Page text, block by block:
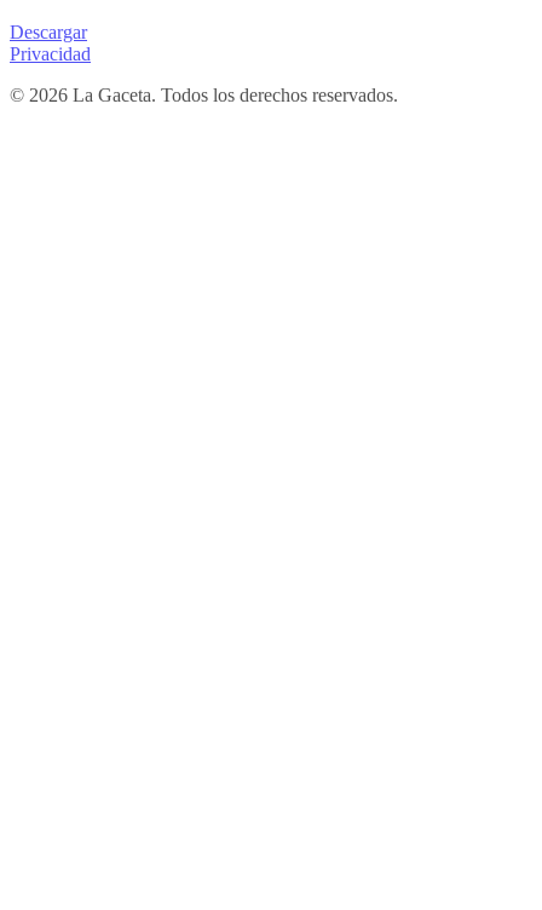
Descargar
Privacidad
© 2026 La Gaceta. Todos los derechos reservados.